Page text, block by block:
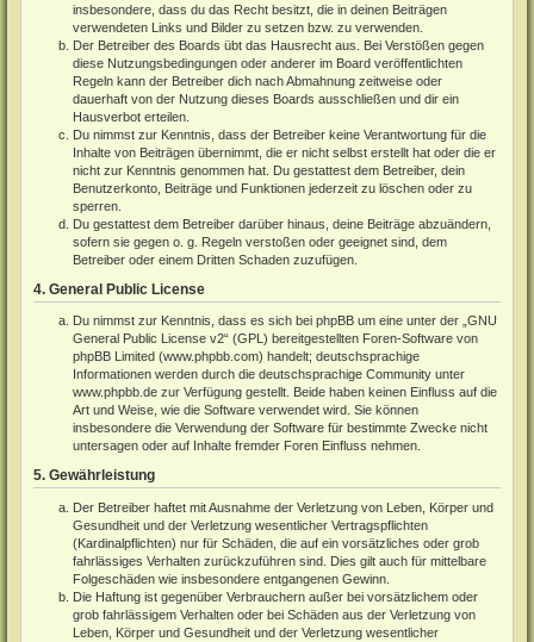
insbesondere, dass du das Recht besitzt, die in deinen Beiträgen
verwendeten Links und Bilder zu setzen bzw. zu verwenden.
Der Betreiber des Boards übt das Hausrecht aus. Bei Verstößen gegen
diese Nutzungsbedingungen oder anderer im Board veröffentlichten
Regeln kann der Betreiber dich nach Abmahnung zeitweise oder
dauerhaft von der Nutzung dieses Boards ausschließen und dir ein
Hausverbot erteilen.
Du nimmst zur Kenntnis, dass der Betreiber keine Verantwortung für die
Inhalte von Beiträgen übernimmt, die er nicht selbst erstellt hat oder die er
nicht zur Kenntnis genommen hat. Du gestattest dem Betreiber, dein
Benutzerkonto, Beiträge und Funktionen jederzeit zu löschen oder zu
sperren.
Du gestattest dem Betreiber darüber hinaus, deine Beiträge abzuändern,
sofern sie gegen o. g. Regeln verstoßen oder geeignet sind, dem
Betreiber oder einem Dritten Schaden zuzufügen.
4. General Public License
Du nimmst zur Kenntnis, dass es sich bei phpBB um eine unter der „GNU
General Public License v2“ (GPL) bereitgestellten Foren-Software von
phpBB Limited (www.phpbb.com) handelt; deutschsprachige
Informationen werden durch die deutschsprachige Community unter
www.phpbb.de zur Verfügung gestellt. Beide haben keinen Einfluss auf die
Art und Weise, wie die Software verwendet wird. Sie können
insbesondere die Verwendung der Software für bestimmte Zwecke nicht
untersagen oder auf Inhalte fremder Foren Einfluss nehmen.
5. Gewährleistung
Der Betreiber haftet mit Ausnahme der Verletzung von Leben, Körper und
Gesundheit und der Verletzung wesentlicher Vertragspflichten
(Kardinalpflichten) nur für Schäden, die auf ein vorsätzliches oder grob
fahrlässiges Verhalten zurückzuführen sind. Dies gilt auch für mittelbare
Folgeschäden wie insbesondere entgangenen Gewinn.
Die Haftung ist gegenüber Verbrauchern außer bei vorsätzlichem oder
grob fahrlässigem Verhalten oder bei Schäden aus der Verletzung von
Leben, Körper und Gesundheit und der Verletzung wesentlicher